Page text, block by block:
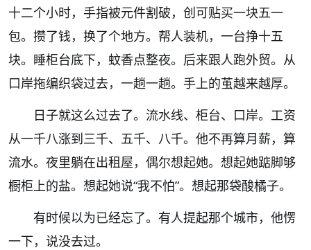
十二个小时，手指被元件割破，创可贴买一块五一
包。攒了钱，换了个地方。帮人装机，一台挣十五
块。睡柜台底下，蚊香点整夜。后来跟人跑外贸。从
口岸拖编织袋过去，一趟一趟。手上的茧越来越厚。
日子就这么过去了。流水线、柜台、口岸。工资
从一千八涨到三千、五千、八千。他不再算月薪，算
流水。夜里躺在出租屋，偶尔想起她。想起她踮脚够
橱柜上的盐。想起她说“我不怕”。想起那袋酸橘子。
有时候以为已经忘了。有人提起那个城市，他愣
一下，说没去过。